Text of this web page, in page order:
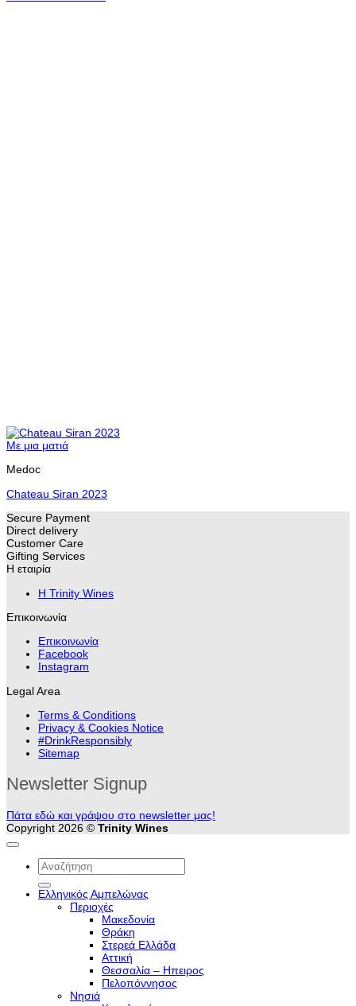
Με μια ματιά
Medoc
Chateau Siran 2023
Secure Payment
Direct delivery
Customer Care
Gifting Services
Η εταιρία
H Trinity Wines
Επικοινωνία
Επικοινωνία
Facebook
Instagram
Legal Area
Terms & Conditions
Privacy & Cookies Notice
#DrinkResponsibly
Sitemap
Newsletter Signup
Πάτα εδώ και γράψου στο newsletter μας!
Copyright 2026 © Trinity Wines
Αναζήτηση
για:
Ελληνικός Αμπελώνας
Περιοχές
Μακεδονία
Θράκη
Στερεά Ελλάδα
Αττική
Θεσσαλία – Hπειρος
Πελοπόννησος
Νησιά